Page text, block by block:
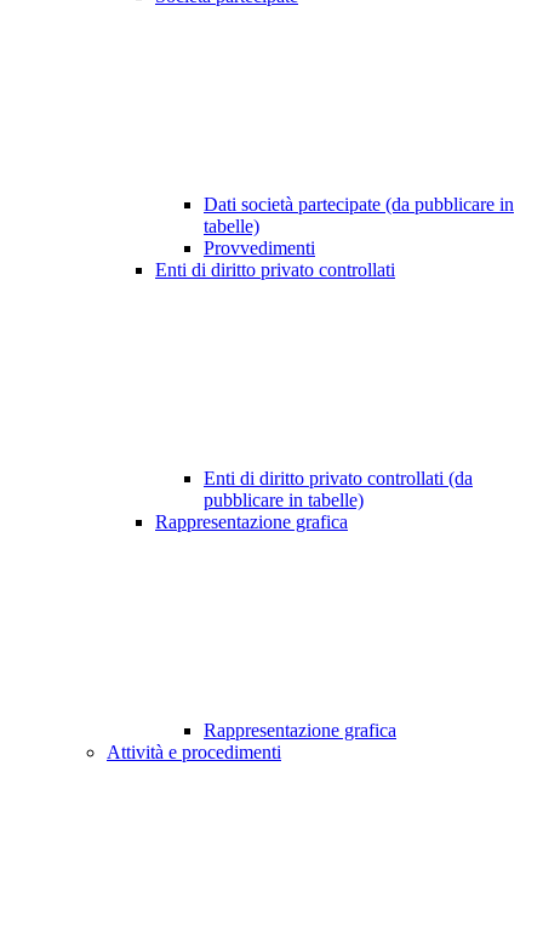
Dati società partecipate (da pubblicare in
tabelle)
Provvedimenti
Enti di diritto privato controllati
Enti di diritto privato controllati (da
pubblicare in tabelle)
Rappresentazione grafica
Rappresentazione grafica
Attività e procedimenti